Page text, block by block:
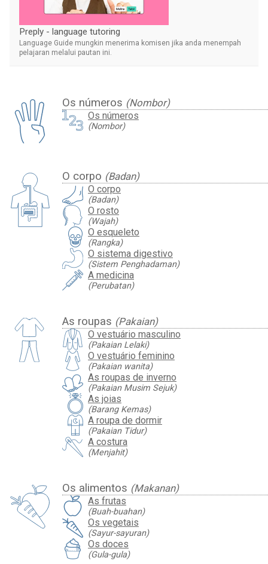
Os números (Nombor)
Os números
(Nombor)
O corpo (Badan)
O corpo
(Badan)
O rosto
(Wajah)
O esqueleto
(Rangka)
O sistema digestivo
(Sistem Penghadaman)
A medicina
(Perubatan)
As roupas (Pakaian)
O vestuário masculino
(Pakaian Lelaki)
O vestuário feminino
(Pakaian wanita)
As roupas de inverno
(Pakaian Musim Sejuk)
As joias
(Barang Kemas)
A roupa de dormir
(Pakaian Tidur)
A costura
(Menjahit)
Os alimentos (Makanan)
As frutas
(Buah-buahan)
Os vegetais
(Sayur-sayuran)
Os doces
(Gula-gula)
Preply - language tutoring
Language Guide mungkin menerima komisen jika anda menempah
pelajaran melalui pautan ini.